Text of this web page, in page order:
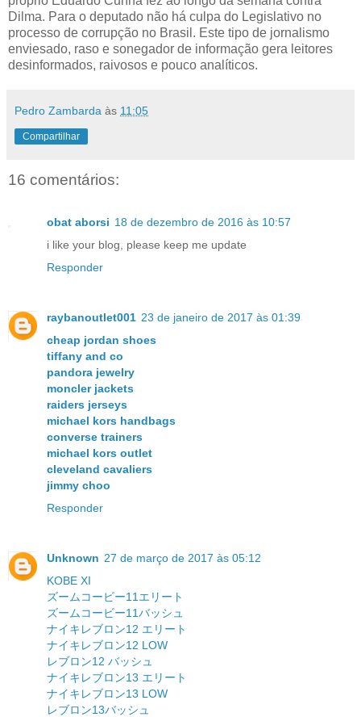
Dilma. Para o deputado não há culpa do Legislativo no
processo de corrupção no Brasil. Este tipo de jornalismo
enviesado, raso e sonegador de informação gera leitores
desinformados, raivosos e pouco analíticos.
Pedro Zambarda às 11:05
Compartilhar
16 comentários:
obat aborsi 18 de dezembro de 2016 às 10:57
i like your blog, please keep me update
Responder
raybanoutlet001 23 de janeiro de 2017 às 01:39
cheap jordan shoes
tiffany and co
pandora jewelry
moncler jackets
raiders jerseys
michael kors handbags
converse trainers
michael kors outlet
cleveland cavaliers
jimmy choo
Responder
Unknown 27 de março de 2017 às 05:12
KOBE XI
ズームコービー11エリート
ズームコービー11バッシュ
ナイキレブロン12 エリート
ナイキレブロン12 LOW
レブロン12 バッシュ
ナイキレブロン13 エリート
ナイキレブロン13 LOW
レブロン13バッシュ